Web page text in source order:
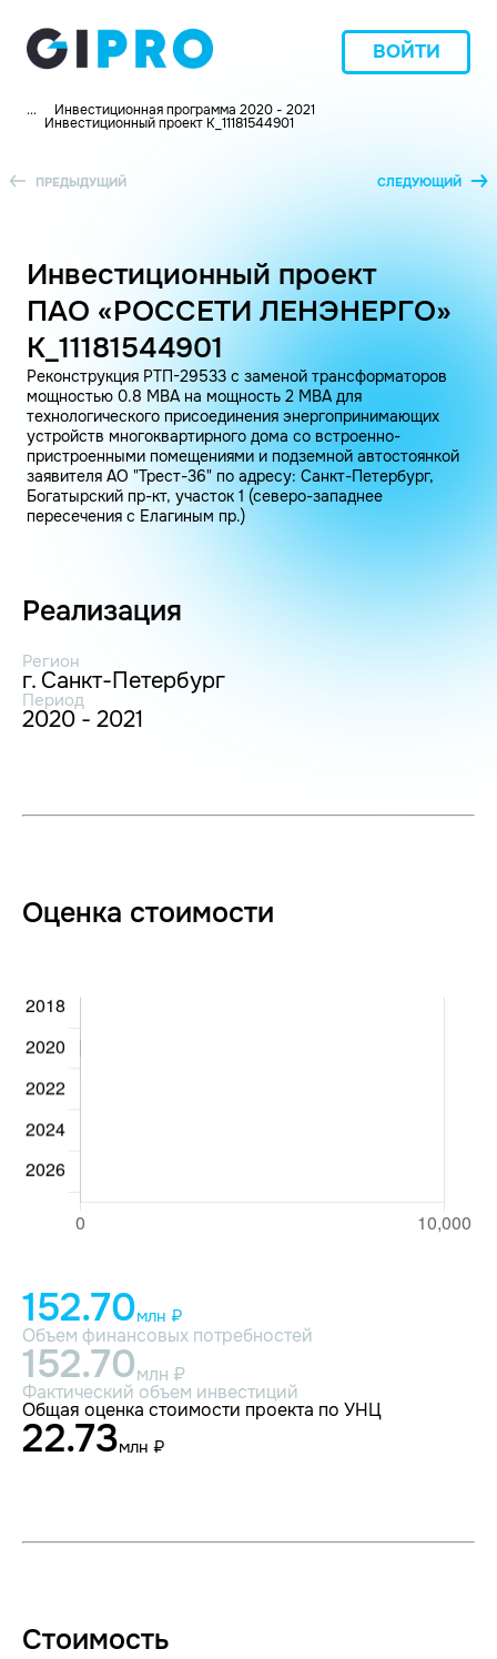
ВОЙТИ
... Инвестиционная программа 2020 - 2021
Инвестиционный проект K_11181544901
ПРЕДЫДУЩИЙ СЛЕДУЮЩИЙ
Инвестиционный проект
ПАО «РОССЕТИ ЛЕНЭНЕРГО»
K_11181544901
Реконструкция РТП-29533 с заменой трансформаторов
мощностью 0.8 МВА на мощность 2 МВА для
технологического присоединения энергопринимающих
устройств многоквартирного дома со встроенно-
пристроенными помещениями и подземной автостоянкой
заявителя АО "Трест-36" по адресу: Санкт-Петербург,
Богатырский пр-кт, участок 1 (северо-западнее
пересечения с Елагиным пр.)
Реализация
Регион
г. Санкт-Петербург
Период
2020 - 2021
Оценка стоимости
152.70млн ₽
Объем финансовых потребностей
152.70млн ₽
Фактический объем инвестиций
Общая оценка стоимости проекта по УНЦ
22.73млн ₽
Стоимость